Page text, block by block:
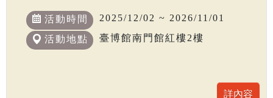
活動時間 2025/12/02 ~ 2026/11/01
活動地點 臺博館南門館紅樓2樓